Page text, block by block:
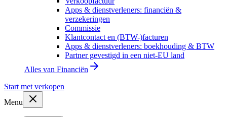
Apps & dienstverleners: financiën &
verzekeringen
Commissie
Klantcontact en (BTW-)facturen
Apps & dienstverleners: boekhouding & BTW
Partner gevestigd in een niet-EU land
Alles van Financiën
Start met verkopen
Menu